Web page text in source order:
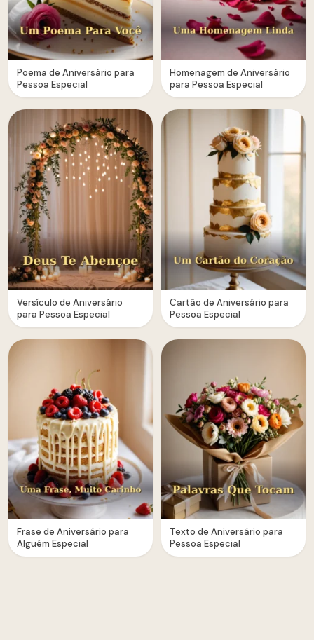
Poema de Aniversário para
Pessoa Especial
Versículo de Aniversário
para Pessoa Especial
Frase de Aniversário para
Alguém Especial
Homenagem de Aniversário
para Pessoa Especial
Cartão de Aniversário para
Pessoa Especial
Texto de Aniversário para
Pessoa Especial